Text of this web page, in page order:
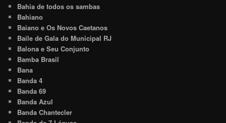
Bahia de todos os sambas
Bahiano
Baiano e Os Novos Caetanos
Baile de Gala do Municipal RJ
Balona e Seu Conjunto
Bamba Brasil
Bana
Banda 4
Banda 69
Banda Azul
Banda Chantecler